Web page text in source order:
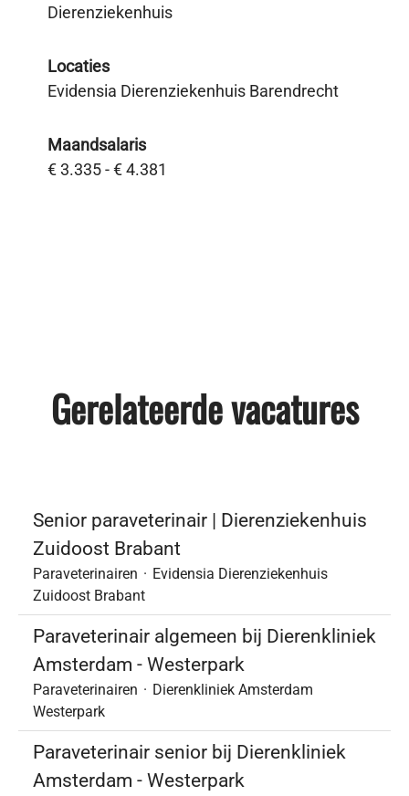
Dierenziekenhuis
Locaties
Evidensia Dierenziekenhuis Barendrecht
Maandsalaris
€ 3.335 - € 4.381
Gerelateerde vacatures
Senior paraveterinair | Dierenziekenhuis
Zuidoost Brabant
Paraveterinairen · Evidensia Dierenziekenhuis
Zuidoost Brabant
Paraveterinair algemeen bij Dierenkliniek
Amsterdam - Westerpark
Paraveterinairen · Dierenkliniek Amsterdam
Westerpark
Paraveterinair senior bij Dierenkliniek
Amsterdam - Westerpark